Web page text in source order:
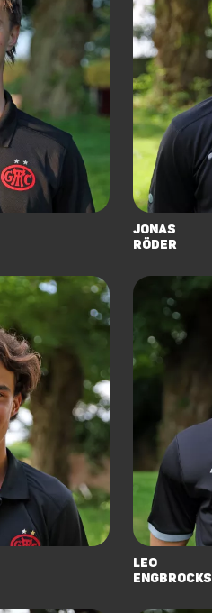
Jonas
Röder
Leo
Engbrocks